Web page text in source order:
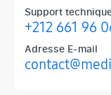
Support
+212 661 96
Adresse E-mail